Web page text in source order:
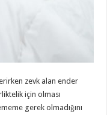
zevk alan ender
için olması
gerek olmadığını